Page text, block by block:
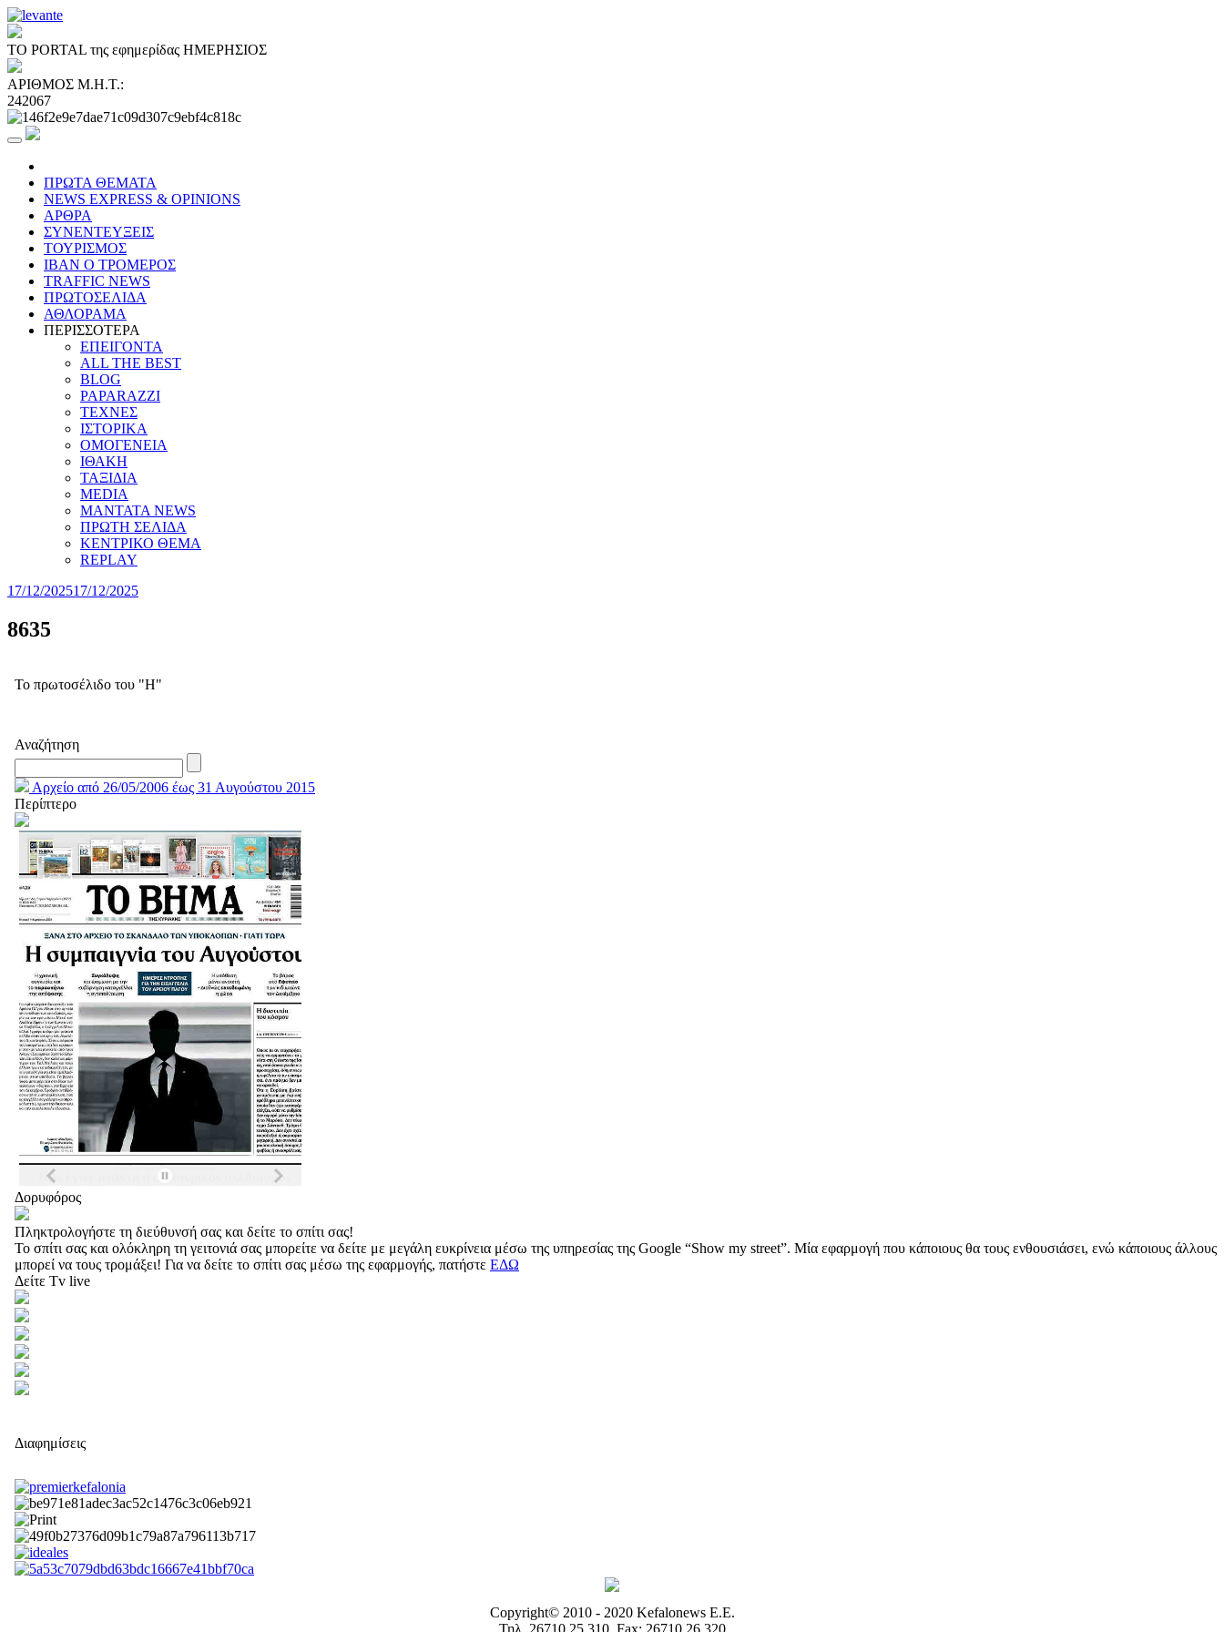
ΤΟ PORTAL της εφημερίδας ΗΜΕΡΗΣΙΟΣ
ΑΡΙΘΜΟΣ Μ.Η.Τ.:
242067
ΠΡΩΤΑ ΘΕΜΑΤΑ
NEWS EXPRESS & OPINIONS
ΑΡΘΡΑ
ΣΥΝΕΝΤΕΥΞΕΙΣ
ΤΟΥΡΙΣΜΟΣ
ΙΒΑΝ Ο ΤΡΟΜΕΡΟΣ
TRAFFIC NEWS
ΠΡΩΤΟΣΕΛΙΔΑ
ΑΘΛΟΡΑΜΑ
ΠΕΡΙΣΣΟΤΕΡΑ
ΕΠΕΙΓΟΝΤΑ
ALL THE BEST
BLOG
PAPARAZZI
ΤΕΧΝΕΣ
ΙΣΤΟΡΙΚΑ
ΟΜΟΓΕΝΕΙΑ
ΙΘΑΚΗ
ΤΑΞΙΔΙΑ
MEDIA
MANTATA NEWS
ΠΡΩΤΗ ΣΕΛΙΔΑ
ΚΕΝΤΡΙΚΟ ΘΕΜΑ
REPLAY
17/12/202517/12/2025
8635
Το πρωτοσέλιδο του "Η"
Αναζήτηση
Αρχείο από 26/05/2006 έως 31 Αυγούστου 2015
Περίπτερο
Δορυφόρος
Πληκτρολογήστε τη διεύθυνσή σας και δείτε το σπίτι σας!
Το σπίτι σας και ολόκληρη τη γειτονιά σας μπορείτε να δείτε με μεγάλη ευκρίνεια μέσω της υπηρεσίας της Google “Show my street”. Μία εφαρμογή που κάποιους θα τους ενθουσιάσει, ενώ κάποιους άλλους
μπορεί να τους τρομάξει! Για να δείτε το σπίτι σας μέσω της εφαρμογής, πατήστε ΕΔΩ
Δείτε Tv live
Διαφημίσεις
Copyright© 2010 - 2020 Kefalonews Ε.E.
Τηλ. 26710 25.310, Fax: 26710 26.320